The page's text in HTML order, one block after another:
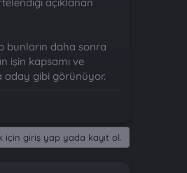
bunların daha sonra
işin kapsamı ve
aday gibi görünüyor.
için giriş yap yada kayıt ol.